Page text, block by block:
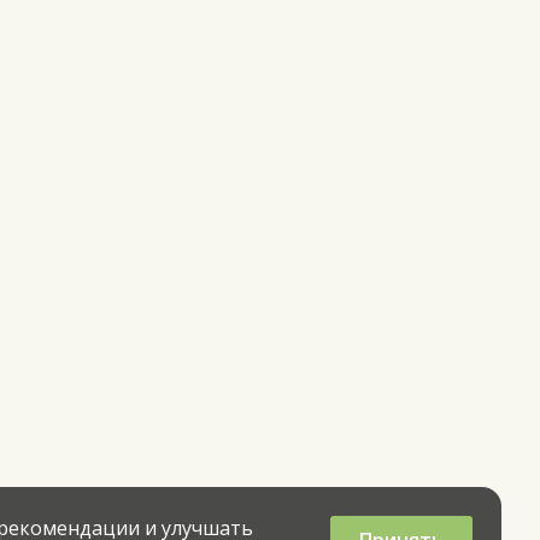
и улучшать